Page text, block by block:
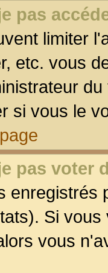
pas
limiter
etc. vous
si vous le
pas voter
enregistrés
Si
vous